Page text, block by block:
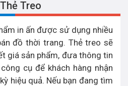
Treo
in ấn được sử dụng nhiều
đồ thời trang. Thẻ treo sẽ
giá sản phẩm, đưa thông tin
cụ để khách hàng nhận
hiệu quả. Nếu bạn đang tìm